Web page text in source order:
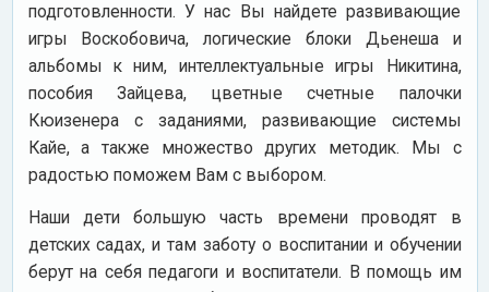
подготовленности. У нас Вы найдете развивающие
игры Воскобовича, логические блоки Дьенеша и
альбомы к ним, интеллектуальные игры Никитина,
пособия Зайцева, цветные счетные палочки
Кюизенера с заданиями, развивающие системы
Кайе, а также множество других методик. Мы с
радостью поможем Вам с выбором.
Наши дети большую часть времени проводят в
детских садах, и там заботу о воспитании и обучении
берут на себя педагоги и воспитатели. В помощь им